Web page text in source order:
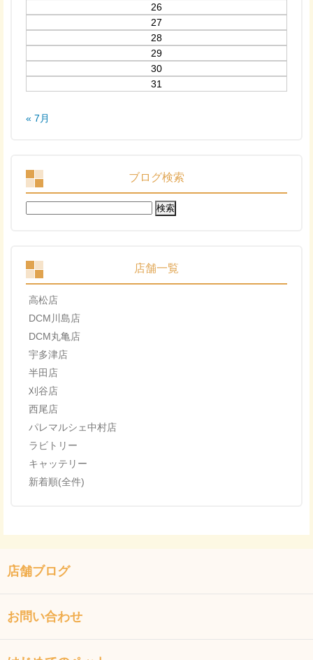
26
27
28
29
30
31
« 7月
ブログ検索
検
索:
店舗一覧
高松店
DCM川島店
DCM丸亀店
宇多津店
半田店
刈谷店
西尾店
パレマルシェ中村店
ラビトリー
キャッテリー
新着順(全件)
店舗ブログ
お問い合わせ